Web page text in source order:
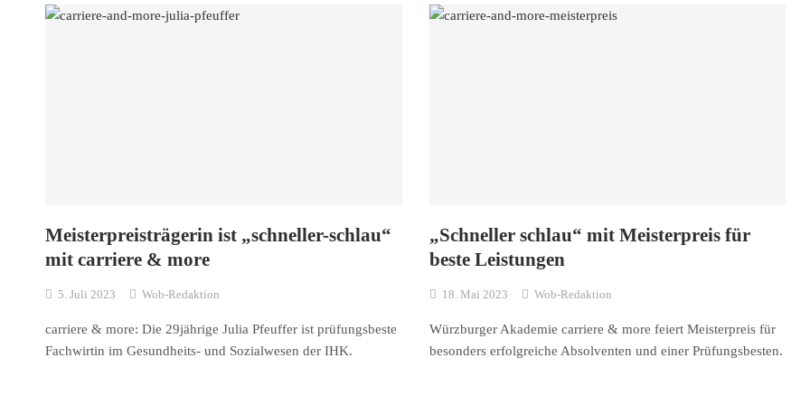
Meisterpreisträgerin ist „schneller-schlau“
mit carriere & more
5. Juli 2023 Wob-Redaktion
carriere & more: Die 29jährige Julia Pfeuffer ist prüfungsbeste
Fachwirtin im Gesundheits- und Sozialwesen der IHK.
„Schneller schlau“ mit Meisterpreis für
beste Leistungen
18. Mai 2023 Wob-Redaktion
Würzburger Akademie carriere & more feiert Meisterpreis für
besonders erfolgreiche Absolventen und einer Prüfungsbesten.